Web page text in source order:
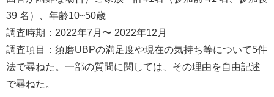
39 名）、年齢10~50歳
調査時期：2022年7月〜 2022年12月
調査項目：須磨UBPの満足度や現在の気持ち等について5件
法で尋ねた。一部の質問に関しては、その理由を自由記述
で尋ねた。